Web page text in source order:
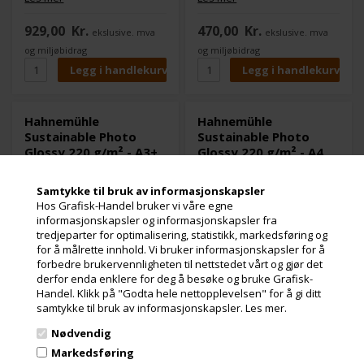
Samtykke til bruk av informasjonskapsler
Hos Grafisk-Handel bruker vi våre egne
informasjonskapsler og informasjonskapsler fra
tredjeparter for optimalisering, statistikk, markedsføring og
for å målrette innhold. Vi bruker informasjonskapsler for å
forbedre brukervennligheten til nettstedet vårt og gjør det
derfor enda enklere for deg å besøke og bruke Grafisk-
Handel. Klikk på "Godta hele nettopplevelsen" for å gi ditt
samtykke til bruk av informasjonskapsler. Les mer.
Nødvendig
Markedsføring
Papiret har en innovativ,
plastkompositter eller filmer,
som gjør det fullt
resirkulerbart gjennom det
vanlige
papirgjenvinningssystemet –
fotopapirer.
929,00 Kr. ekslusive. mva
og miljøbidrag
Papiret har en innovativ,
plastkompositter eller filmer,
som gjør det fullt
resirkulerbart gjennom det
vanlige
papirresirkuleringssystemet –
fotopapirer.
470,00 Kr. ekslusive. mva
og miljøbidrag
Hahnemühle
Sustainable Photo
Glossy 220 g/m² - A3+
6 stk. på lager
Varenr.: 114391
Hahnemühle
Sustainable Photo
Glossy 220 g/m² - A4